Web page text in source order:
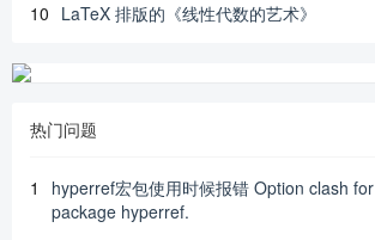
10 LaTeX 排版的《线性代数的艺术》
热门问题
1
hyperref宏包使用时候报错 Option clash for
package hyperref.